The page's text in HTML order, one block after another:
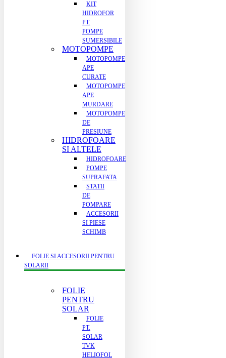
KIT
HIDROFOR
PT.
POMPE
SUMERSIBILE
MOTOPOMPE
MOTOPOMPE
APE
CURATE
MOTOPOMPE
APE
MURDARE
MOTOPOMPE
DE
PRESIUNE
HIDROFOARE
SI ALTELE
HIDROFOARE
POMPE
SUPRAFATA
STATII
DE
POMPARE
ACCESORII
SI PIESE
SCHIMB
FOLIE SI ACCESORII PENTRU
SOLARII
FOLIE
PENTRU
SOLAR
FOLIE
PT.
SOLAR
TVK
HELIOFOL